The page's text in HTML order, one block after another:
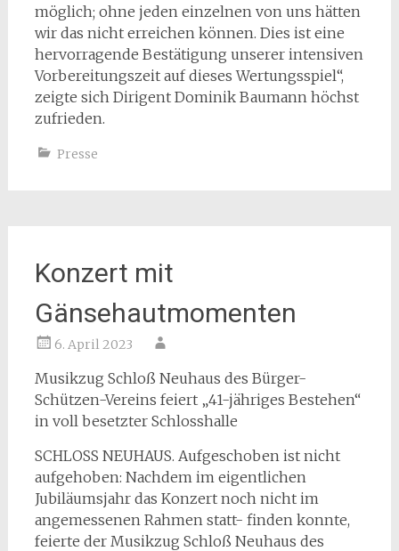
möglich; ohne jeden einzelnen von uns hätten
wir das nicht erreichen können. Dies ist eine
hervorragende Bestätigung unserer intensiven
Vorbereitungszeit auf dieses Wertungsspiel“,
zeigte sich Dirigent Dominik Baumann höchst
zufrieden.
Presse
Konzert mit
Gänsehautmomenten
6. April 2023
Musikzug Schloß Neuhaus des Bürger-
Schützen-Vereins feiert „41-jähriges Bestehen“
in voll besetzter Schlosshalle
SCHLOSS NEUHAUS. Aufgeschoben ist nicht
aufgehoben: Nachdem im eigentlichen
Jubiläumsjahr das Konzert noch nicht im
angemessenen Rahmen statt- finden konnte,
feierte der Musikzug Schloß Neuhaus des